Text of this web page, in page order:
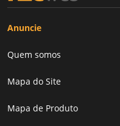
Anuncie
Quem somos
Mapa do Site
Mapa de Produto